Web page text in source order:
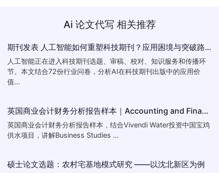
Ai 论文代写 相关推荐
期刊发表 人工智能如何重塑科技期刊？应用困境与突破路径｜ukthesis
人工智能正在进入科技期刊选题、审稿、校对、知识服务和传播环
节。本文结合72份行业问卷，分析AI在科技期刊出版中的应用价
值...
英国商业会计财务分析报告样本｜Accounting and Finance Report Sample
英国商业会计财务分析报告样本，结合Vivendi Water投资中国宝鸡
供水项目，讲解Business Studies ...
硕士论文选题：农村宅基地模式研究 ——以沈北新区为例